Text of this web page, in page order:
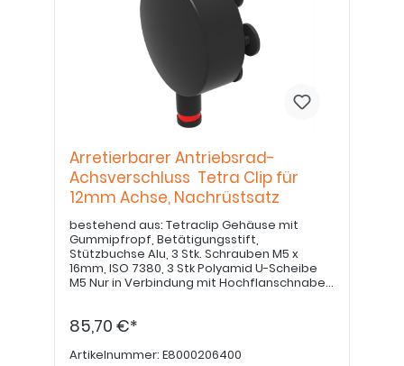
Arretierbarer Antriebsrad-
Achsverschluss Tetra Clip für
12mm Achse, Nachrüstsatz
bestehend aus: Tetraclip Gehäuse mit
Gummipfropf, Betätigungsstift,
Stützbuchse Alu, 3 Stk. Schrauben M5 x
16mm, ISO 7380, 3 Stk Polyamid U-Scheibe
M5 Nur in Verbindung mit Hochflanschnabe.
Druckknopflänge von 15mm notwendig
(E8000200310).
85,70 €*
Artikelnummer: E8000206400